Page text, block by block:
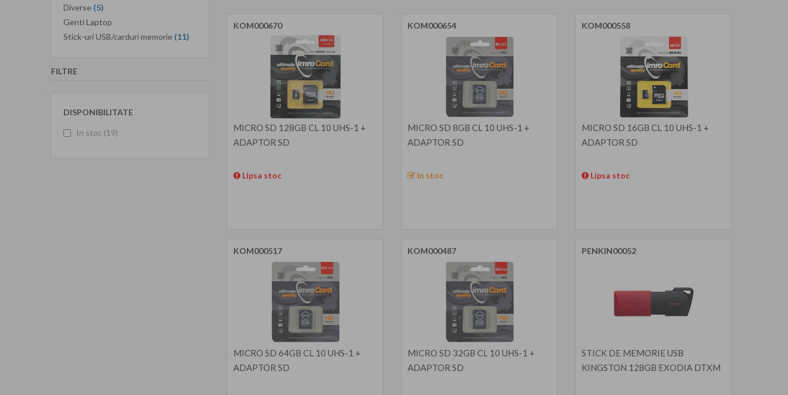
Diverse (5)
Genti Laptop
Stick-uri USB/carduri memorie (11)
FILTRE
DISPONIBILITATE
In stoc (19)
KOM000670
MICRO SD 128GB CL 10 UHS-1 +
ADAPTOR SD
Lipsa stoc
KOM000654
MICRO SD 8GB CL 10 UHS-1 +
ADAPTOR SD
In stoc
KOM000558
MICRO SD 16GB CL 10 UHS-1 +
ADAPTOR SD
Lipsa stoc
KOM000517
MICRO SD 64GB CL 10 UHS-1 +
ADAPTOR SD
KOM000487
MICRO SD 32GB CL 10 UHS-1 +
ADAPTOR SD
PENKIN00052
STICK DE MEMORIE USB
KINGSTON 128GB EXODIA DTXM